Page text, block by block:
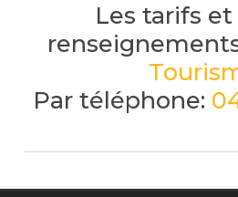
Les tarifs
Par téléphone: